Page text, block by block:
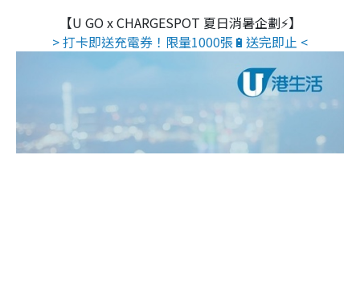
【U GO x CHARGESPOT 夏日消暑企劃⚡】
> 打卡即送充電券！限量1000張🔋送完即止 <